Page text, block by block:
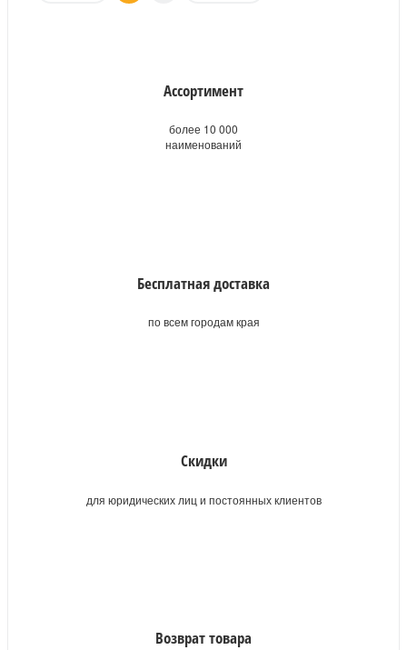
Ассортимент
более 10 000
наименований
Бесплатная доставка
по всем городам края
Скидки
для юридических лиц и постоянных клиентов
Возврат товара